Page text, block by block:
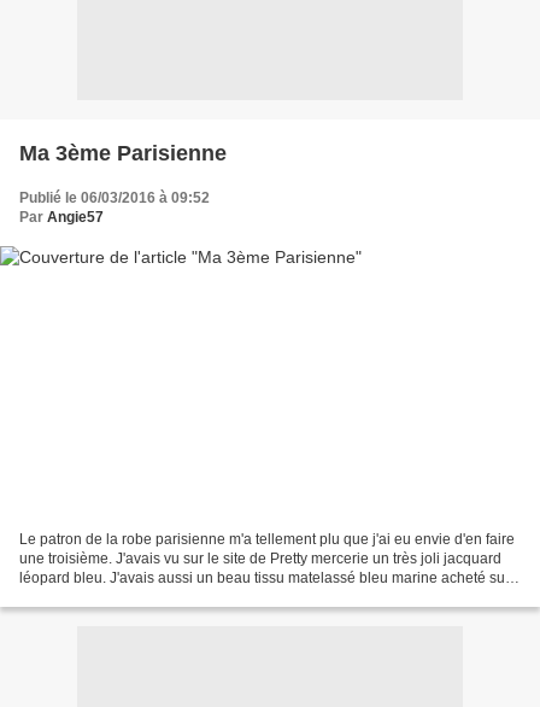
Ma 3ème Parisienne
Publié le 06/03/2016 à 09:52
Par Angie57
Le patron de la robe parisienne m'a tellement plu que j'ai eu envie d'en faire
une troisième. J'avais vu sur le site de Pretty mercerie un très joli jacquard
léopard bleu. J'avais aussi un beau tissu matelassé bleu marine acheté sur